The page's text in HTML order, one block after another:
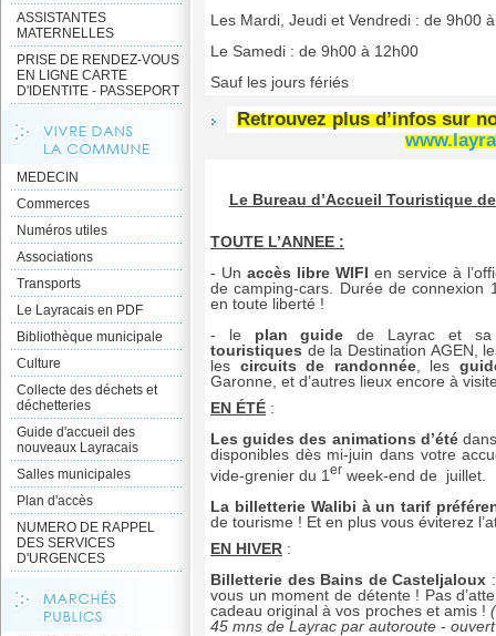
ASSISTANTES
MATERNELLES
PRISE DE RENDEZ-VOUS
EN LIGNE CARTE
D'IDENTITE - PASSEPORT
MEDECIN
Commerces
Numéros utiles
Associations
Transports
Le Layracais en PDF
Bibliothèque municipale
Culture
Collecte des déchets et
déchetteries
Guide d'accueil des
nouveaux Layracais
Salles municipales
Plan d'accès
NUMERO DE RAPPEL
DES SERVICES
D'URGENCES
Les Mardi, Jeudi et Vendredi : de 9h00
Le Samedi : de 9h00 à 12h00
Sauf les jours fériés
Retrouvezplus d’infos sur
Le Bureau d’Accueil Touristique
TOUTE L’ANNEE :
- Un accès libre WIFI en service à
de camping-cars. Durée de
en toute liberté !
- le plan guide de Layrac et
touristiques de la Destination AGEN,
les circuits de randonnée, les
Garonne, et d’autres lieux encore à
EN ÉTÉ :
Les guides des animations d’été
disponibles dès mi-juin dans votre
vide-grenier du 1 er week-end de juillet.
La billetterie Walibi à un tarif
de tourisme ! Et en plus vous éviterez
EN HIVER :
Billetterie des Bains de Casteljaloux
vous un moment de détente ! Pas
cadeau original à vos proches et amis !
45 mns de Layrac par autoroute -